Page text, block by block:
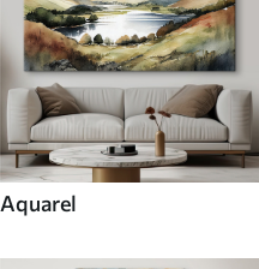
Aquarel